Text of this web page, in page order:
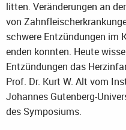
litten. Veränderungen an
von
schwere Entzündungen im
enden konnten. Heute
Entzündungen das
Prof. Dr. Kurt W. Alt vom
Johannes Gutenberg-
des Symposiums.